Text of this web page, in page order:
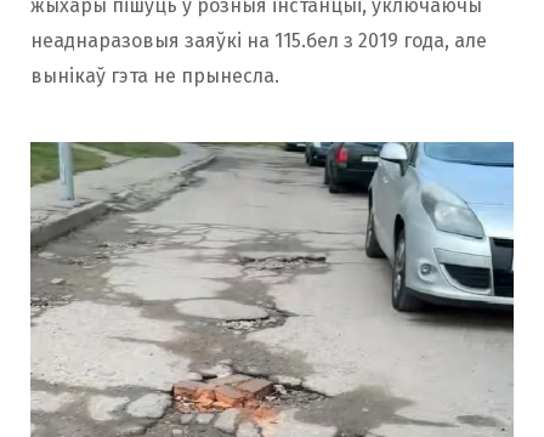
жыхары пішуць у розныя інстанцыі, уключаючы
неаднаразовыя заяўкі на 115.бел з 2019 года, але
вынікаў гэта не прынесла.